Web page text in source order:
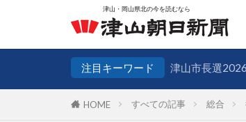
注目キーワード 津山市長選2026
HOME すべての記事 総合